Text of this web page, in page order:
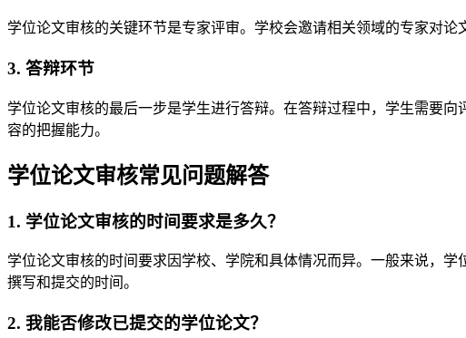
学位论文审核的关键环节是专家评审。学校会邀请相关领域的专家对
3. 答辩环节
学位论文审核的最后一步是学生进行答辩。在答辩过程中，学生需要
容的把握能力。
学位论文审核常见问题解答
1. 学位论文审核的时间要求是多久？
学位论文审核的时间要求因学校、学院和具体情况而异。一般来说，
撰写和提交的时间。
2. 我能否修改已提交的学位论文？